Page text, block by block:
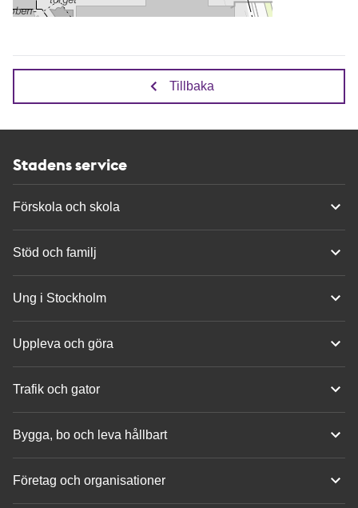
Tillbaka
Stadens service
Förskola och skola
Stöd och familj
Ung i Stockholm
Uppleva och göra
Trafik och gator
Bygga, bo och leva hållbart
Företag och organisationer